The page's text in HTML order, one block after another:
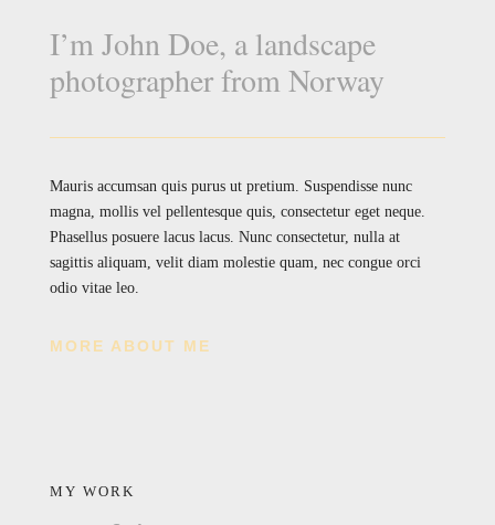
I’m John Doe, a landscape
photographer from Norway
Mauris accumsan quis purus ut pretium. Suspendisse nunc
magna, mollis vel pellentesque quis, consectetur eget neque.
Phasellus posuere lacus lacus. Nunc consectetur, nulla at
sagittis aliquam, velit diam molestie quam, nec congue orci
odio vitae leo.
MORE ABOUT ME
MY WORK